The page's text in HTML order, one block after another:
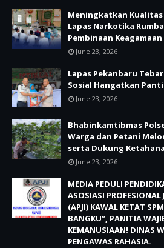
Meningkatkan
Lapas Narkotika
Pembinaan
June 23, 2026
Lapas Pekanbaru
Sosial Hangatkan
June 23, 2026
Bhabinkamtibmas
Warga dan Petani
serta Dukung
June 23, 2026
MEDIA PEDULI
ASOSIASI
(APJI) KAWAL KETAT
BANGKU”, PANITIA
KEMANUSIAAN! DINAS
PENGAWAS RAHASIA.